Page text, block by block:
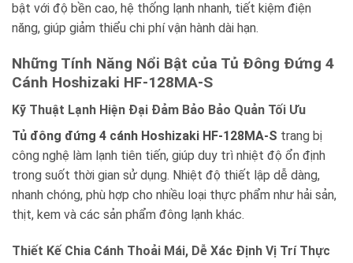
bật với độ bền cao, hệ thống lạnh nhanh, tiết kiệm điện
năng, giúp giảm thiểu chi phí vận hành dài hạn.
Những Tính Năng Nổi Bật của Tủ Đông Đứng 4
Cánh Hoshizaki HF-128MA-S
Kỹ Thuật Lạnh Hiện Đại Đảm Bảo Bảo Quản Tối Ưu
Tủ đông đứng 4 cánh Hoshizaki HF-128MA-S trang bị
công nghệ làm lạnh tiên tiến, giúp duy trì nhiệt độ ổn định
trong suốt thời gian sử dụng. Nhiệt độ thiết lập dễ dàng,
nhanh chóng, phù hợp cho nhiều loại thực phẩm như hải sản,
thịt, kem và các sản phẩm đông lạnh khác.
Thiết Kế Chia Cánh Thoải Mái, Dễ Xác Định Vị Trí Thực